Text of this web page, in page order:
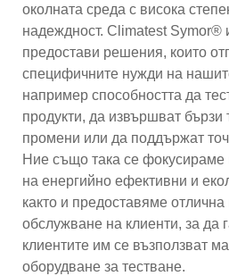
околната среда с висока
надеждност. Climatest Symor®
предостави решения, които
специфичните нужди на
например способността да
продукти, да извършват бързи
промени или да поддържат
Ние също така се фокусираме
на енергийно ефективни и
както и предоставяме
обслужване на клиенти, за да
клиентите им се възползват
оборудване за тестване.